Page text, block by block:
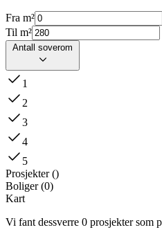
Fra m²
Til m²
Antall soverom
1
2
3
4
5
Prosjekter ()
Boliger (0)
Kart
Vi fant dessverre 0 prosjekter som